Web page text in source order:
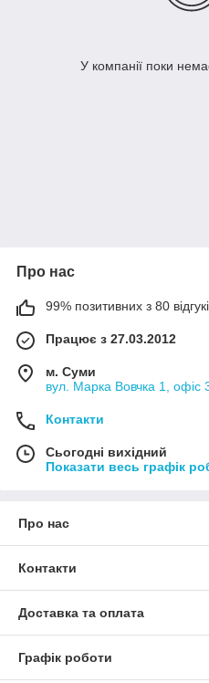
У компанії поки
Про нас
99% позитивних з 80
Працює з 27.03.2012
м. Суми
вул. Марка Вовчка 1, офіс
Контакти
Сьогодні вихідний
Показати весь графік
Про нас
Контакти
Доставка та оплата
Графік роботи